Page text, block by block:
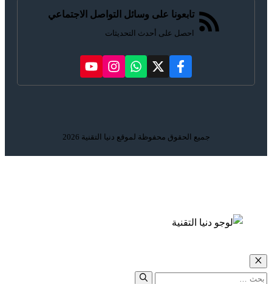
تابعونا على وسائل التواصل الاجتماعي
احصل على أحدث التحديثات
جميع الحقوق محفوظة لموقع دنيا التقنية 2026
إغلاق
البحث